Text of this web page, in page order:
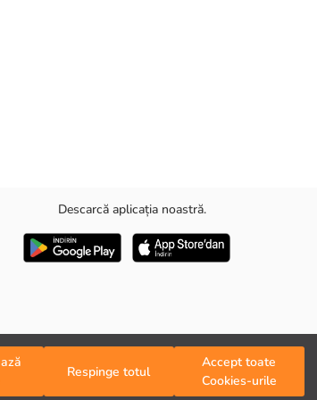
Respinge totul
Accept toate
Cookies-urile
Descarcă aplicația noastră.